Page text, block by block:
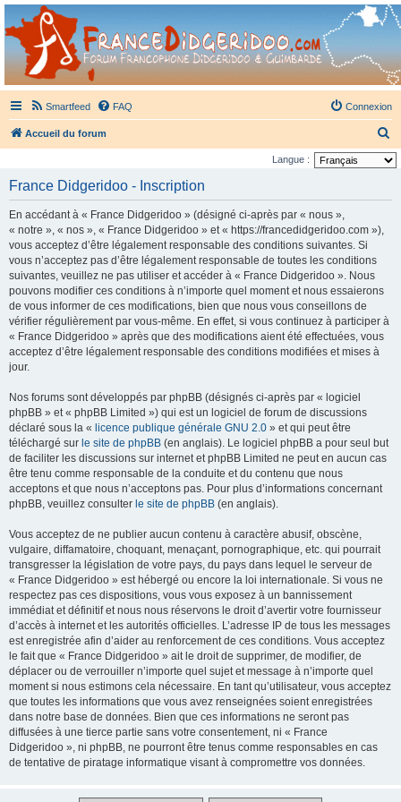
France Didgeridoo
Didgeridoo et Guimbarde sur France Didgeridoo - retrouvez la communauté.
Smartfeed FAQ Connexion
Accueil du forum
e
h
Langue :
France Didgeridoo - Inscription
En accédant à « France Didgeridoo » (désigné ci-après par « nous »,
« notre », « nos », « France Didgeridoo » et « https://francedidgeridoo.com »),
vous acceptez d’être légalement responsable des conditions suivantes. Si
vous n’acceptez pas d’être légalement responsable de toutes les conditions
suivantes, veuillez ne pas utiliser et accéder à « France Didgeridoo ». Nous
pouvons modifier ces conditions à n’importe quel moment et nous essaierons
de vous informer de ces modifications, bien que nous vous conseillons de
vérifier régulièrement par vous-même. En effet, si vous continuez à participer à
« France Didgeridoo » après que des modifications aient été effectuées, vous
acceptez d’être légalement responsable des conditions modifiées et mises à
jour.
Nos forums sont développés par phpBB (désignés ci-après par « logiciel
phpBB » et « phpBB Limited ») qui est un logiciel de forum de discussions
déclaré sous la « licence publique générale GNU 2.0 » et qui peut être
téléchargé sur le site de phpBB (en anglais). Le logiciel phpBB a pour seul but
de faciliter les discussions sur internet et phpBB Limited ne peut en aucun cas
être tenu comme responsable de la conduite et du contenu que nous
acceptons et que nous n’acceptons pas. Pour plus d’informations concernant
phpBB, veuillez consulter le site de phpBB (en anglais).
Vous acceptez de ne publier aucun contenu à caractère abusif, obscène,
vulgaire, diffamatoire, choquant, menaçant, pornographique, etc. qui pourrait
transgresser la législation de votre pays, du pays dans lequel le serveur de
« France Didgeridoo » est hébergé ou encore la loi internationale. Si vous ne
respectez pas ces dispositions, vous vous exposez à un bannissement
immédiat et définitif et nous nous réservons le droit d’avertir votre fournisseur
d’accès à internet et les autorités officielles. L’adresse IP de tous les messages
est enregistrée afin d’aider au renforcement de ces conditions. Vous acceptez
le fait que « France Didgeridoo » ait le droit de supprimer, de modifier, de
déplacer ou de verrouiller n’importe quel sujet et message à n’importe quel
moment si nous estimons cela nécessaire. En tant qu’utilisateur, vous acceptez
que toutes les informations que vous avez renseignées soient enregistrées
dans notre base de données. Bien que ces informations ne seront pas
diffusées à une tierce partie sans votre consentement, ni « France
Didgeridoo », ni phpBB, ne pourront être tenus comme responsables en cas
de tentative de piratage informatique visant à compromettre vos données.